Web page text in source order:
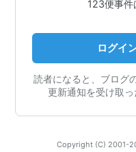
123便事件
ログイ
読者になると、ブログ
更新通知を受け取っ
Copyright (C) 2001-